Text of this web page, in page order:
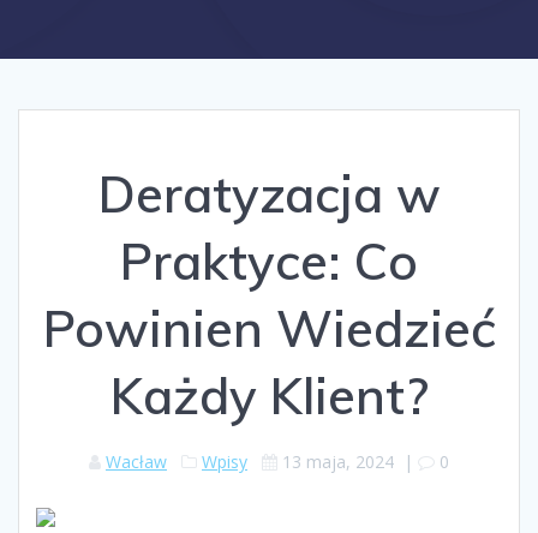
Deratyzacja w
Praktyce: Co
Powinien Wiedzieć
Każdy Klient?
Wacław Wpisy 13 maja, 2024 | 0